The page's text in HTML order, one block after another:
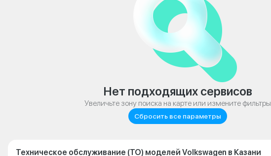
Нет подходящих сервисов
Увеличьте зону поиска на карте или измените фильтры
Сбросить все параметры
Техническое обслуживание (ТО) моделей Volkswagen в Казани